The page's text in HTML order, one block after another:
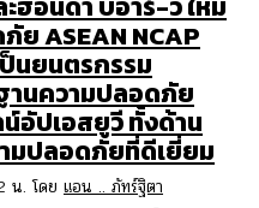
ย ASEAN NCAP
นยนตรกรรม
นความปลอดภัย
อัปเอสยูวี ทั้งด้าน
มปลอดภัยที่ดีเยี่ยม
น. โดย แอน .. ภัทร์ฐิตา